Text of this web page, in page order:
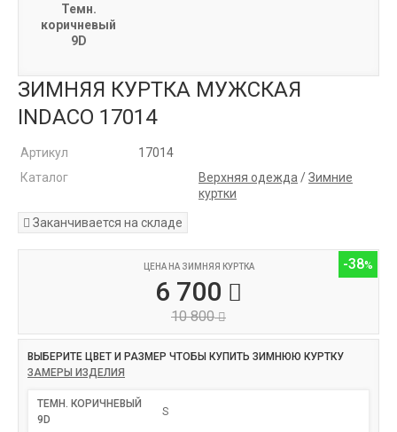
Темн.
коричневый
9D
ЗИМНЯЯ КУРТКА МУЖСКАЯ
INDACO 17014
Артикул
17014
Каталог
Верхняя одежда /Зимние
куртки
Заканчивается на складе
-38
ЦЕНА НА ЗИМНЯЯ КУРТКА
6 700
10 800
ВЫБЕРИТЕ ЦВЕТ И РАЗМЕР ЧТОБЫ КУПИТЬ ЗИМНЮЮ КУРТКУ
ЗАМЕРЫ ИЗДЕЛИЯ
ТЕМН. КОРИЧНЕВЫЙ
9D
S